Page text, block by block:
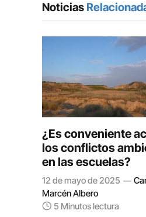
Noticias
¿Es conveniente
los conflictos
en las escuelas?
12 de mayo de 2025
Marcén Albero
5 Minutos lectura